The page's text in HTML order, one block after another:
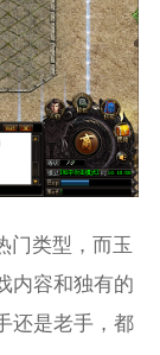
门类型，而玉
内容和独有的
还是老手，都